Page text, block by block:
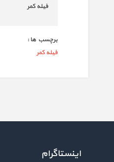
فیله کمر
برچسب ها :
فیله کمر
اینستاگرام